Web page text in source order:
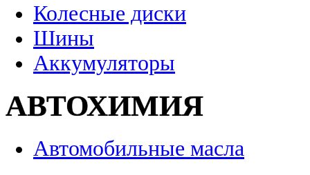
Колесные диски
Шины
Аккумуляторы
АВТОХИМИЯ
Автомобильные масла